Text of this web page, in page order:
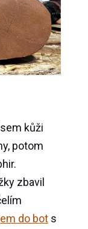
kůži
potom
zbavil
do bots